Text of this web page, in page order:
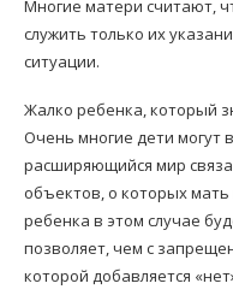
Многие матери считают,
служить только их
ситуации.
Жалко ребенка, который
Очень многие дети могут
расширяющийся мир
объектов, о которых
ребенка в этом случае
позволяет, чем с
которой добавляется